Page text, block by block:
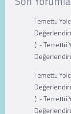
Temettü
(: -Temettü
Temettü
(: -Temettü